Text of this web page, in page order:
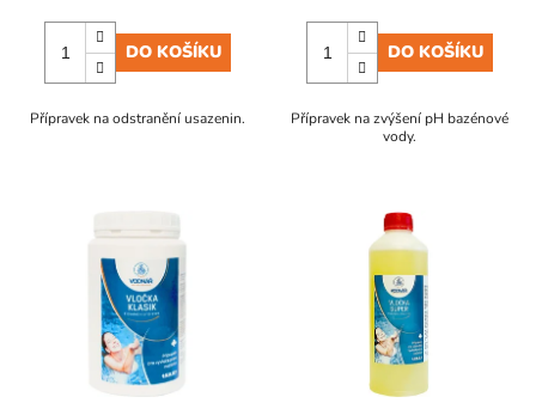
DO KOŠÍKU
Přípravek na odstranění usazenin.
DO KOŠÍKU
Přípravek na zvýšení pH bazénové
vody.